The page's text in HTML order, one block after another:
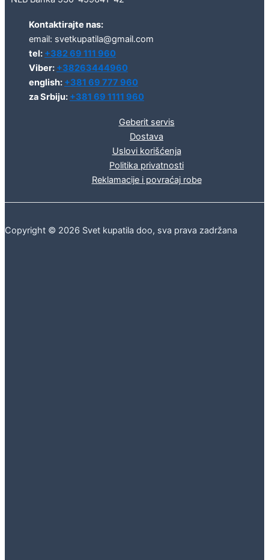
Kontaktirajte nas:
email: svetkupatila@gmail.com
tel: +382 69 111 960
Viber: +38263444960
english: +381 69 777 960
za Srbiju: +381 69 1111 960
Geberit servis
Dostava
Uslovi korišćenja
Politika privatnosti
Reklamacije i povraćaj robe
Copyright © 2026 Svet kupatila doo, sva prava zadržana